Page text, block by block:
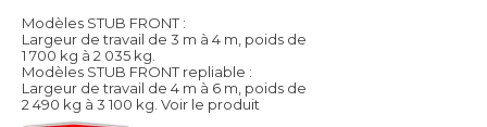
Modèles STUB FRONT :
Largeur de travail de 3 m à 4 m, poids de
1 700 kg à 2 035 kg.
Modèles STUB FRONT repliable :
Largeur de travail de 4 m à 6 m, poids de
2 490 kg à 3 100 kg. Voir le produit